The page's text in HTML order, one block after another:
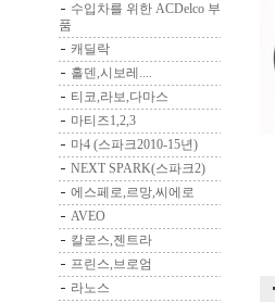
수입차를 위한 ACDelco 부
품
캐딜락
홀덴,시보레....
티코,라보,다마스
마티즈1,2,3
마4 (스파크2010-15년)
NEXT SPARK(스파크2)
에스페로,르망,씨에로
AVEO
칼로스,젠트라
프린스,브로엄
라노스